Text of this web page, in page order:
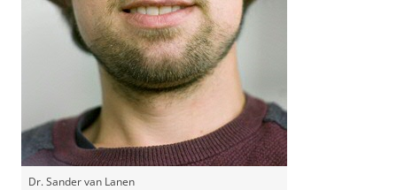
Dr. Sander van Lanen